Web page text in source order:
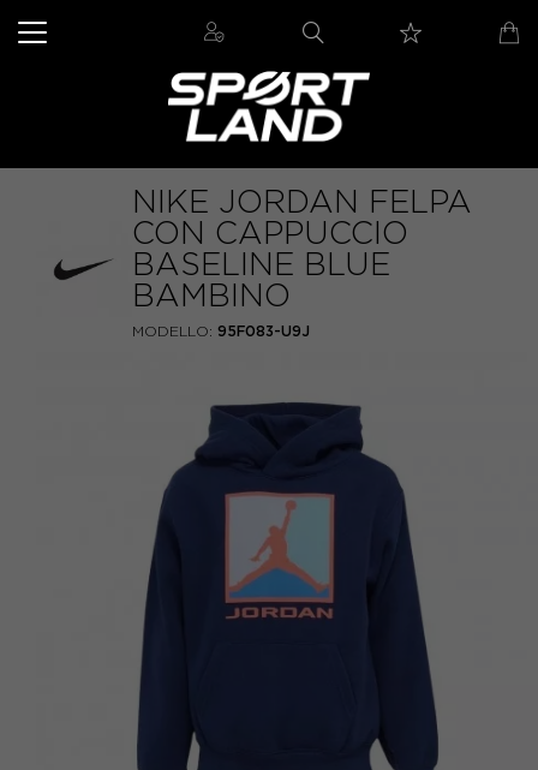
NIKE JORDAN FELPA
CON CAPPUCCIO
BASELINE BLUE
BAMBINO
MODELLO: 95F083-U9J